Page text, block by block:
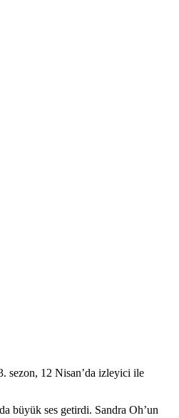
sezon, 12 Nisan’da izleyici ile
büyük ses getirdi. Sandra Oh’un